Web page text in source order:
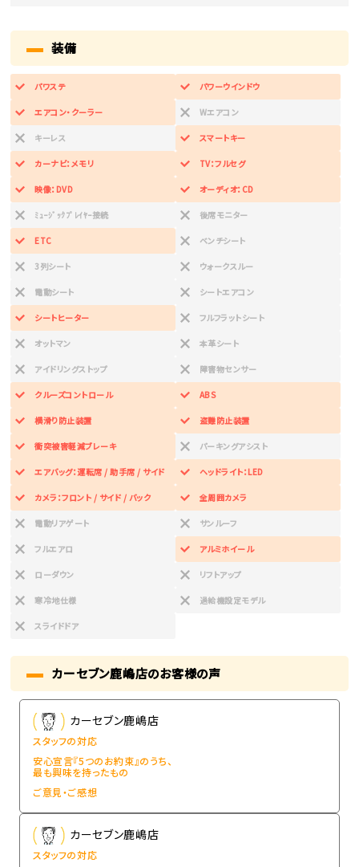
装備
パワステ パワーウインドウ
エアコン・クーラー Wエアコン
キーレス スマートキー
カーナビ：メモリ TV：フルセグ
映像：DVD オーディオ：CD
ﾐｭｰｼﾞｯｸﾌﾟﾚｲﾔｰ接続 後席モニター
ETC ベンチシート
3列シート ウォークスルー
電動シート シートエアコン
シートヒーター フルフラットシート
オットマン 本革シート
アイドリングストップ 障害物センサー
クルーズコントロール ABS
横滑り防止装置 盗難防止装置
衝突被害軽減ブレーキ パーキングアシスト
エアバッグ：運転席 / 助手席 / サイド ヘッドライト：LED
カメラ：フロント / サイド / バック 全周囲カメラ
電動リアゲート サンルーフ
フルエアロ アルミホイール
ローダウン リフトアップ
寒冷地仕様 過給機設定モデル
スライドドア
カーセブン鹿嶋店のお客様の声
カーセブン鹿嶋店
スタッフの対応
安心宣言『5つのお約束』のうち、
最も興味を持ったもの
ご意見・ご感想
カーセブン鹿嶋店
スタッフの対応